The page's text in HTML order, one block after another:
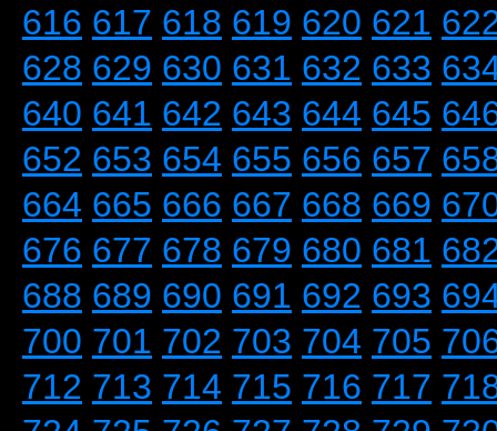
616 617 618 619 620 621
628 629 630 631 632 633
640 641 642 643 644 645
652 653 654 655 656 657
664 665 666 667 668 669
676 677 678 679 680 681
688 689 690 691 692 693
700 701 702 703 704 705
712 713 714 715 716 717